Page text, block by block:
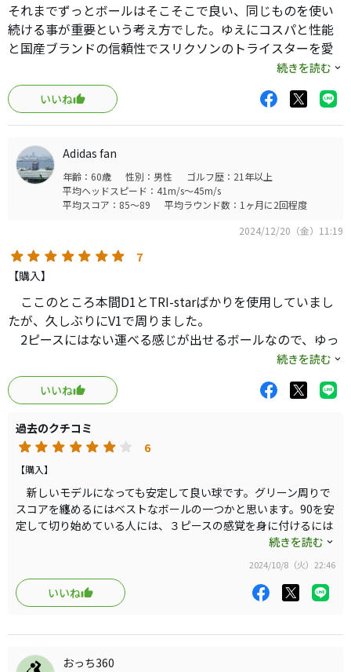
それまでずっとボールはそこそこで良い、同じものを使い
続ける事が重要という考え方でした。ゆえにコスパと性能
と国産ブランドの信頼性でスリクソンのトライスターを愛
用していましたがたまたま景品でいただいたプロV1で考え
方が変わりました。
アイアンで打ったボールがグリーンでワンバウンドした後
に勢いがスーッと消えて跳ねずに軽く転がります。
転がりイメージを出しやすく同伴競技者にホールインワン
を宣言して本当に入れてしまいました。
続きを読む
いいね
Adidas fan
年齢：60歳 性別：男性
ゴルフ歴：21年以上
平均ヘッドスピード：41m/s～45m/s
平均スコア：85～89
平均ラウンド数：1ヶ月に2回程度
2024/12/20（金）11:19
7
【購入】
ここのところ本間D1とTRI-starばかりを使用していまし
たが、久しぶりにV1で周りました。
2ピースにはない運べる感じが出せるボールなので、ゆっ
くりと振る快感を味わえる球だなと再確認できます。これ
はZ-starとV1を打つたびにおもうところです。アプローチで
フェースに乗せる、パターでヘッドに乗せて流し込むには
飛距離は悪くはないけれど、捕まった時にも思うほど飛
んでいなくて球に距離を吸い取られた感覚に陥る時が度々
起こります。あとは球質もあり個人的には風に流されやす
かったです。当日も風が強くて結構流されました。暫定球
（V1もギリギリ残っていましたが）で同じように打った
TRI-starはそこまでは流されず、すこしフラツキながら頑張
ってくれました。個人的には再確認になり良い経験になり
もう何年も使っているのに飛ばす傾向を見付けられていな
いのか、ヘッドとの相性が良くないのかどちらかかと思い
るゴルフ場では使い機会が多いです。
お値段が少し高くて購入時にいつも迷いますがそれ以外
続きを読む
いいね
過去のクチコミ
6
【購入】
新しいモデルになっても安定して良い球です。グリーン周りで
スコアを纏めるにはベストなボールの一つかと思います。90を安
定して切り始めている人には、３ピースの感覚を身に付けるには
とてもお勧めです。ただお値段だけがお高いですね。
最新モデルはV1xの方がスピンが掛かりました。ただ、スピン
掛けに行く感覚で打つにはV1の方が感じが出せるのでこちらの方
が個人的には好きです。V1xだと思うよりも掛かってしまったと
いう結果になりました（個人の技術的な問題でしょう）。
続きを読む
2024/10/8（火）22:46
いいね
おっち360